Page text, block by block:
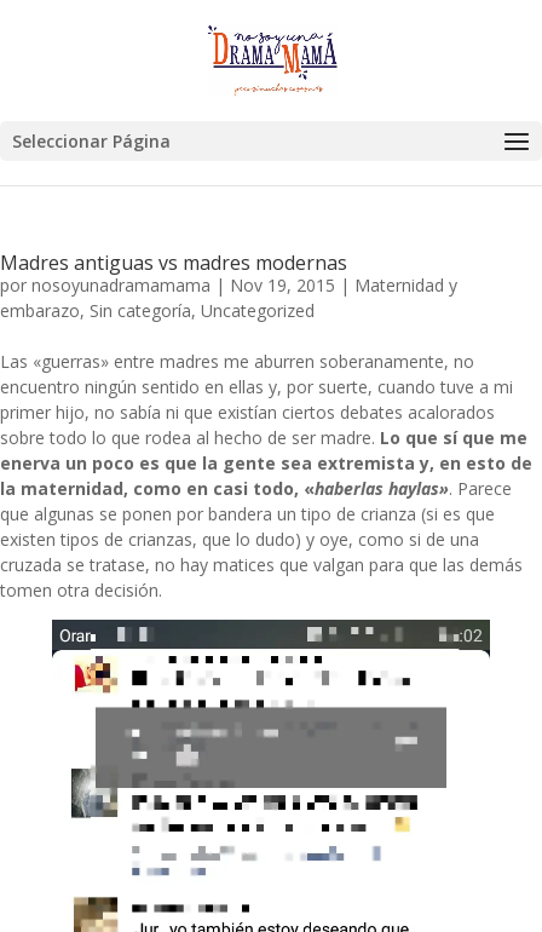
Seleccionar Página
Madres antiguas vs madres modernas
por nosoyunadramamama | Nov 19, 2015 | Maternidad y
embarazo, Sin categoría, Uncategorized
Las «guerras» entre madres me aburren soberanamente, no
encuentro ningún sentido en ellas y, por suerte, cuando tuve a mi
primer hijo, no sabía ni que existían ciertos debates acalorados
sobre todo lo que rodea al hecho de ser madre. Lo que sí que me
enerva un poco es que la gente sea extremista y, en esto de
la maternidad, como en casi todo, «haberlas haylas». Parece
que algunas se ponen por bandera un tipo de crianza (si es que
existen tipos de crianzas, que lo dudo) y oye, como si de una
cruzada se tratase, no hay matices que valgan para que las demás
tomen otra decisión.